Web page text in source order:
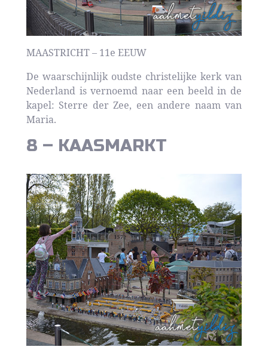
MAASTRICHT – 11e EEUW
De waarschijnlijk oudste christelijke kerk van
Nederland is vernoemd naar een beeld in de
kapel: Sterre der Zee, een andere naam van
Maria.
8 – KAASMARKT